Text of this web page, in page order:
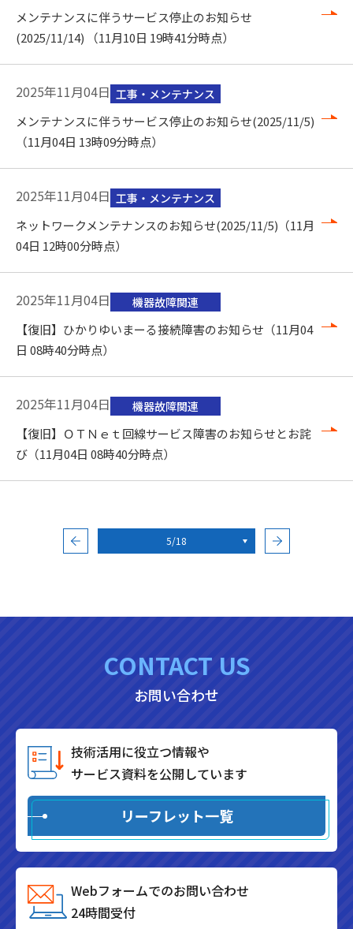
メンテナンスに伴うサービス停止のお知らせ
(2025/11/14) （11月10日 19時41分時点）
2025年11月04日 工事・メンテナンス
メンテナンスに伴うサービス停止のお知らせ(2025/11/5)
（11月04日 13時09分時点）
2025年11月04日 工事・メンテナンス
ネットワークメンテナンスのお知らせ(2025/11/5)（11月
04日 12時00分時点）
2025年11月04日 機器故障関連
【復旧】ひかりゆいまーる接続障害のお知らせ（11月04
日 08時40分時点）
2025年11月04日 機器故障関連
【復旧】ＯＴＮｅｔ回線サービス障害のお知らせとお詫
び（11月04日 08時40分時点）
5/18
CONTACT US
お問い合わせ
技術活用に役立つ情報や
サービス資料を公開しています
リーフレット一覧
Webフォームでのお問い合わせ
24時間受付